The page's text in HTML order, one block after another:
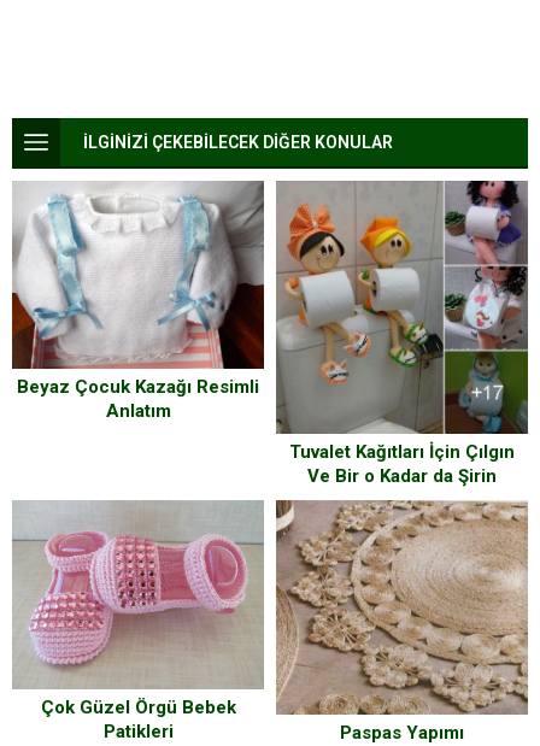
İLGİNİZİ ÇEKEBİLECEK DİĞER KONULAR
Beyaz Çocuk Kazağı Resimli
Anlatım
Tuvalet Kağıtları İçin Çılgın
Ve Bir o Kadar da Şirin
Fikirler
Çok Güzel Örgü Bebek
Patikleri
Paspas Yapımı